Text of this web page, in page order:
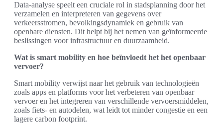
Data-analyse speelt een cruciale rol in stadsplanning door het
verzamelen en interpreteren van gegevens over
verkeersstromen, bevolkingsdynamiek en gebruik van
openbare diensten. Dit helpt bij het nemen van geïnformeerde
beslissingen voor infrastructuur en duurzaamheid.
Wat is smart mobility en hoe beïnvloedt het het openbaar
vervoer?
Smart mobility verwijst naar het gebruik van technologieën
zoals apps en platforms voor het verbeteren van openbaar
vervoer en het integreren van verschillende vervoersmiddelen,
zoals fiets- en autodelen, wat leidt tot minder congestie en een
lagere carbon footprint.